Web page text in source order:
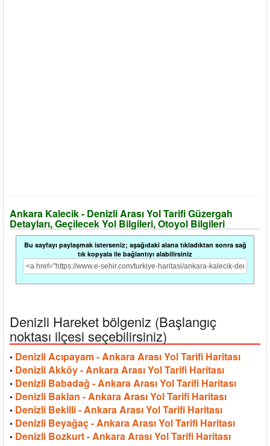
Ankara Kalecik - Denizli Arası Yol Tarifi Güzergah
Detayları, Geçilecek Yol Bilgileri, Otoyol Bilgileri
Bu sayfayı paylaşmak isterseniz; aşağıdaki alana tıkladıktan sonra sağ
tık kopyala ile bağlantıyı alabilirsiniz
Denizli Hareket bölgeniz (Başlangıç
noktası ilçesi seçebilirsiniz)
• Denizli Acıpayam - Ankara Arası Yol Tarifi Haritası
• Denizli Akköy - Ankara Arası Yol Tarifi Haritası
• Denizli Babadağ - Ankara Arası Yol Tarifi Haritası
• Denizli Baklan - Ankara Arası Yol Tarifi Haritası
• Denizli Bekilli - Ankara Arası Yol Tarifi Haritası
• Denizli Beyağaç - Ankara Arası Yol Tarifi Haritası
• Denizli Bozkurt - Ankara Arası Yol Tarifi Haritası